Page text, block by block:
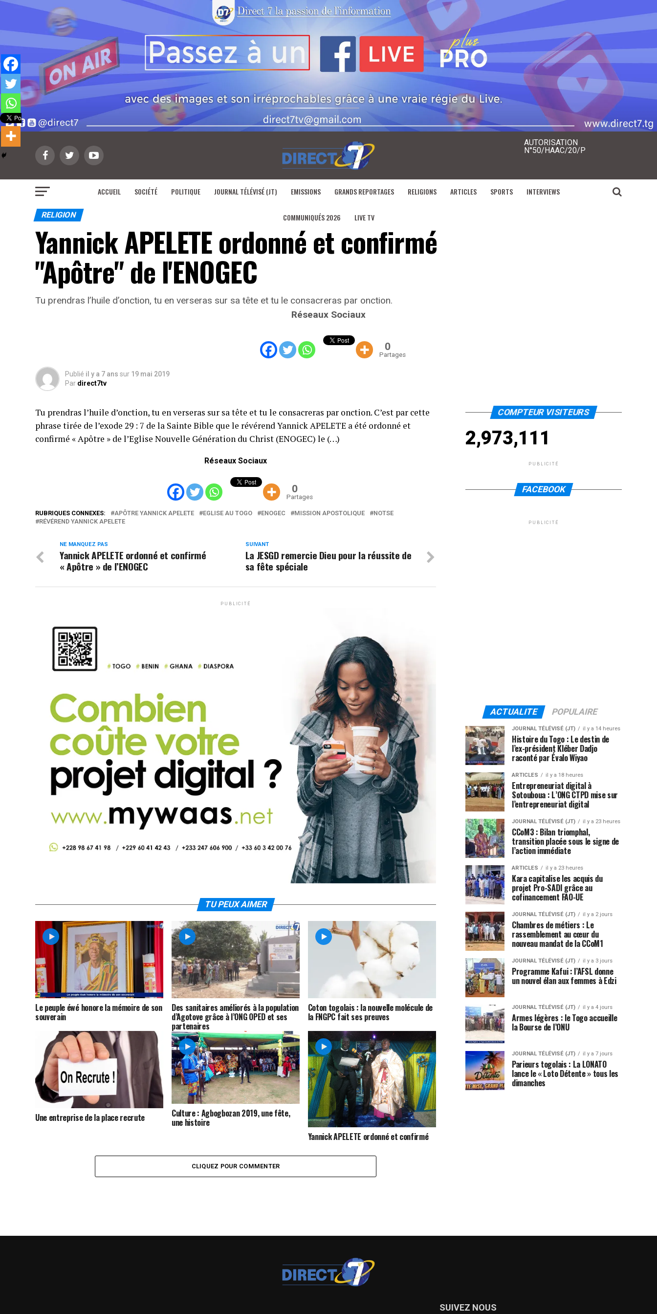
AUTORISATION
N°50/HAAC/20/P
ACCUEIL SOCIÉTÉ POLITIQUE JOURNAL TÉLÉVISÉ (JT) EMISSIONS GRANDS REPORTAGES RELIGIONS ARTICLES SPORTS INTERVIEWS
COMMUNIQUÉS 2026 LIVE TV
RELIGION
Yannick APELETE ordonné et confirmé
"Apôtre" de l'ENOGEC
Tu prendras l’huile d’onction, tu en verseras sur sa tête et tu le consacreras par onction.
Réseaux Sociaux
0
Partages
Publié il y a 7 ans sur 19 mai 2019
Par direct7tv
Tu prendras l’huile d’onction, tu en verseras sur sa tête et tu le consacreras par onction. C’est par cette
phrase tirée de l’exode 29 : 7 de la Sainte Bible que le révérend Yannick APELETE a été ordonné et
confirmé « Apôtre » de l’Eglise Nouvelle Génération du Christ (ENOGEC) le (…)
Réseaux Sociaux
0
Partages
RUBRIQUES CONNEXES: APÔTRE YANNICK APELETE EGLISE AU TOGO ENOGEC MISSION APOSTOLIQUE
NOTSE
RÉVÉREND YANNICK APELETE
SUIVANT
La JESGD remercie Dieu pour la réussite de
sa fête spéciale
NE MANQUEZ PAS
Yannick APELETE ordonné et confirmé
« Apôtre » de l’ENOGEC
PUBLICITÉ
TU PEUX AIMER
Le peuple éwé honore la mémoire de son
souverain
Des sanitaires améliorés à la population
d’Agotove grâce à l’ONG OPED et ses
partenaires
Coton togolais : la nouvelle molécule de
la FNGPC fait ses preuves
Une entreprise de la place recrute Culture : Agbogbozan 2019, une fête,
une histoire
Yannick APELETE ordonné et confirmé
CLIQUEZ POUR COMMENTER
COMPTEUR VISITEURS
2,973,111
PUBLICITÉ
FACEBOOK
PUBLICITÉ
ACTUALITE POPULAIRE
JOURNAL TÉLÉVISÉ (JT) il y a 14 heures
Histoire du Togo : Le destin de
l’ex-président Kléber Dadjo
raconté par Évalo Wiyao
ARTICLES il y a 18 heures
Entrepreneuriat digital à
Sotouboua : L’ONG CTPD mise sur
l’entrepreneuriat digital
JOURNAL TÉLÉVISÉ (JT) il y a 23 heures
CCoM3 : Bilan triomphal,
transition placée sous le signe de
l’action immédiate
ARTICLES il y a 23 heures
Kara capitalise les acquis du
projet Pro-SADI grâce au
cofinancement FAO-UE
JOURNAL TÉLÉVISÉ (JT) il y a 2 jours
Chambres de métiers : Le
rassemblement au cœur du
nouveau mandat de la CCoM1
JOURNAL TÉLÉVISÉ (JT) il y a 3 jours
Programme Kafui : l’AFSL donne
un nouvel élan aux femmes à Edzi
JOURNAL TÉLÉVISÉ (JT) il y a 4 jours
Armes légères : le Togo accueille
la Bourse de l’ONU
JOURNAL TÉLÉVISÉ (JT) il y a 7 jours
Parieurs togolais : La LONATO
lance le « Loto Détente » tous les
dimanches
SUIVEZ NOUS